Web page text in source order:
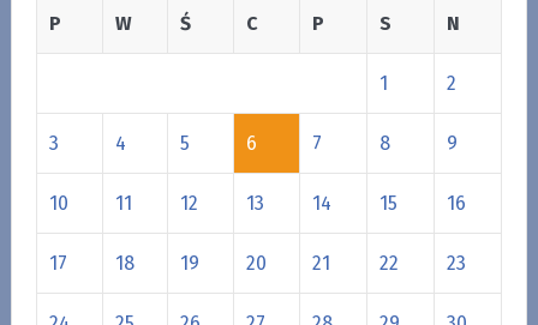
P W Ś C P S N
1 2
3 4 5 6 7 8 9
10 11 12 13 14 15 16
17 18 19 20 21 22 23